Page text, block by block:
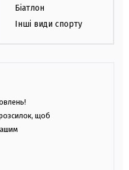
Біатлон
Інші види спорту
щоб